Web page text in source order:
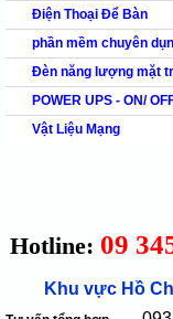
Điện Thoại Để Bàn
phần mềm chuyên
Đèn năng lượng mặt
POWER UPS - ON/
Vật Liệu Mạng
Hotline: 09
Khu vực Hồ